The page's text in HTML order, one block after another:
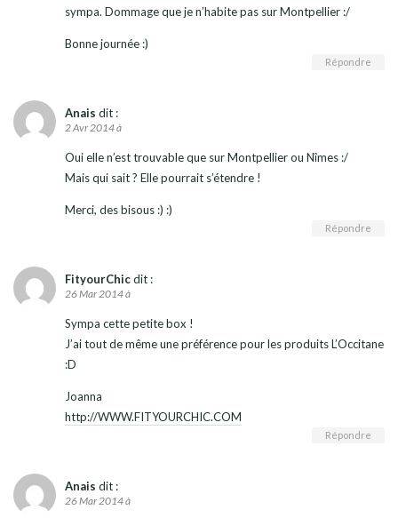
sympa. Dommage que je n’habite pas sur Montpellier :/
Bonne journée :)
Répondre
Anais dit :
2 Avr 2014 à
Oui elle n’est trouvable que sur Montpellier ou Nîmes :/
Mais qui sait ? Elle pourrait s’étendre !
Merci, des bisous :) :)
Répondre
FityourChicdit :
26 Mar 2014 à
Sympa cette petite box !
J’ai tout de même une préférence pour les produits L’Occitane
:D
Joanna
http://WWW.FITYOURCHIC.COM
Répondre
Anais dit :
26 Mar 2014 à